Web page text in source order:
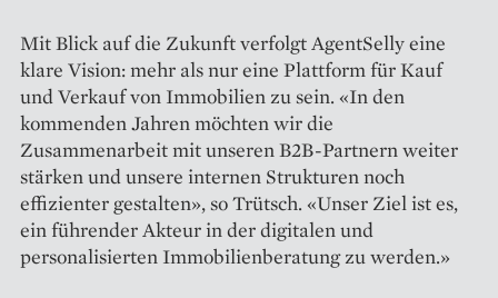
Mit Blick auf die Zukunft verfolgt AgentSelly eine
klare Vision: mehr als nur eine Plattform für Kauf
und Verkauf von Immobilien zu sein. «In den
kommenden Jahren möchten wir die
Zusammenarbeit mit unseren B2B-Partnern weiter
stärken und un­sere internen Strukturen noch
effizienter gestalten», so Trütsch. «Unser Ziel ist es,
ein führender Akteur in der digitalen und
personalisierten Immobilienberatung zu werden.»